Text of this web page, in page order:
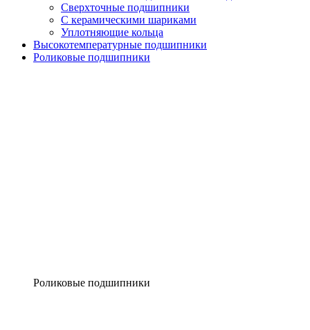
Сверхточные подшипники
С керамическими шариками
Уплотняющие кольца
Высокотемпературные подшипники
Роликовые подшипники
Роликовые подшипники